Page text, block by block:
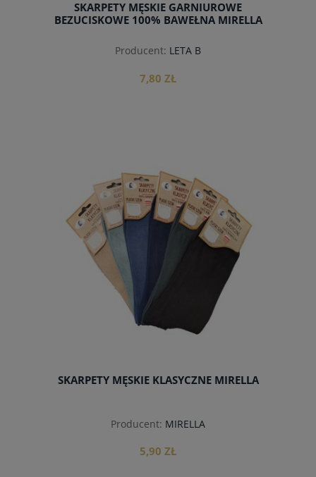
SKARPETY MĘSKIE GARNIUROWE
BEZUCISKOWE 100% BAWEŁNA MIRELLA
Producent: LETA B
7,80 ZŁ
SKARPETY MĘSKIE KLASYCZNE MIRELLA
Producent: MIRELLA
5,90 ZŁ